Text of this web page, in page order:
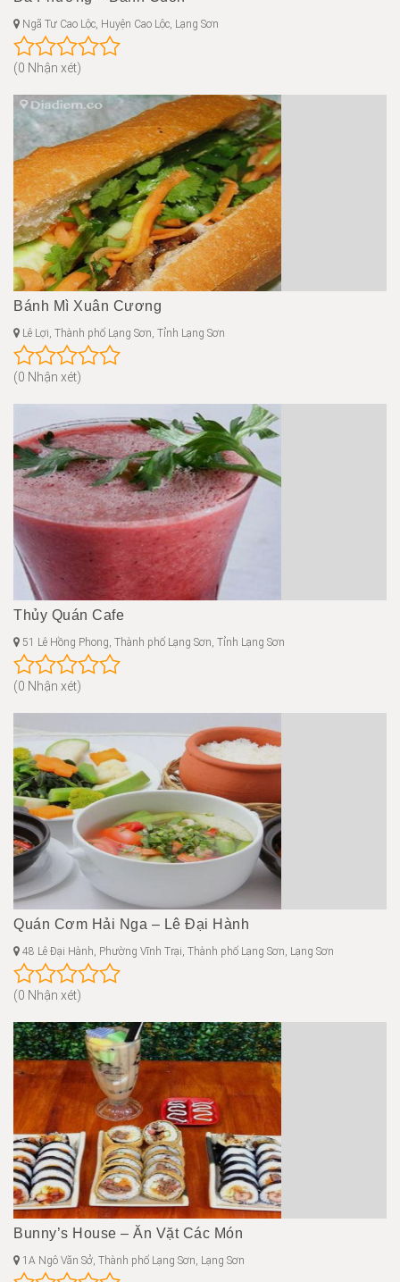
Ngã Tư Cao Lộc, Huyện Cao Lộc, Lạng Sơn
(0 Nhận xét)
Bánh Mì Xuân Cương
Lê Lợi, Thành phố Lạng Sơn, Tỉnh Lạng Sơn
(0 Nhận xét)
Thủy Quán Cafe
51 Lê Hồng Phong, Thành phố Lạng Sơn, Tỉnh Lạng Sơn
(0 Nhận xét)
Quán Cơm Hải Nga – Lê Đại Hành
48 Lê Đại Hành, Phường Vĩnh Trại, Thành phố Lạng Sơn, Lạng Sơn
(0 Nhận xét)
Bunny’s House – Ăn Vặt Các Món
1A Ngô Văn Sở, Thành phố Lạng Sơn, Lạng Sơn